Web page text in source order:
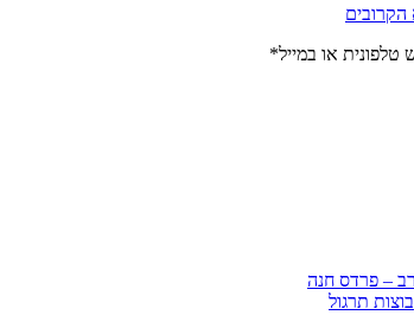
או במייל*
– פרדס חנה
תרגול